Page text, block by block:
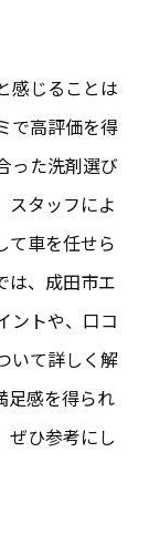
感じることは
で高評価を得
った洗剤選び
スタッフによ
て車を任せら
は、成田市エ
ントや、口コ
いて詳しく解
足感を得られ
ぜひ参考にし